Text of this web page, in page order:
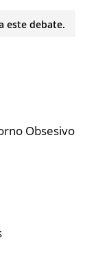
este debate.
Obsesivo